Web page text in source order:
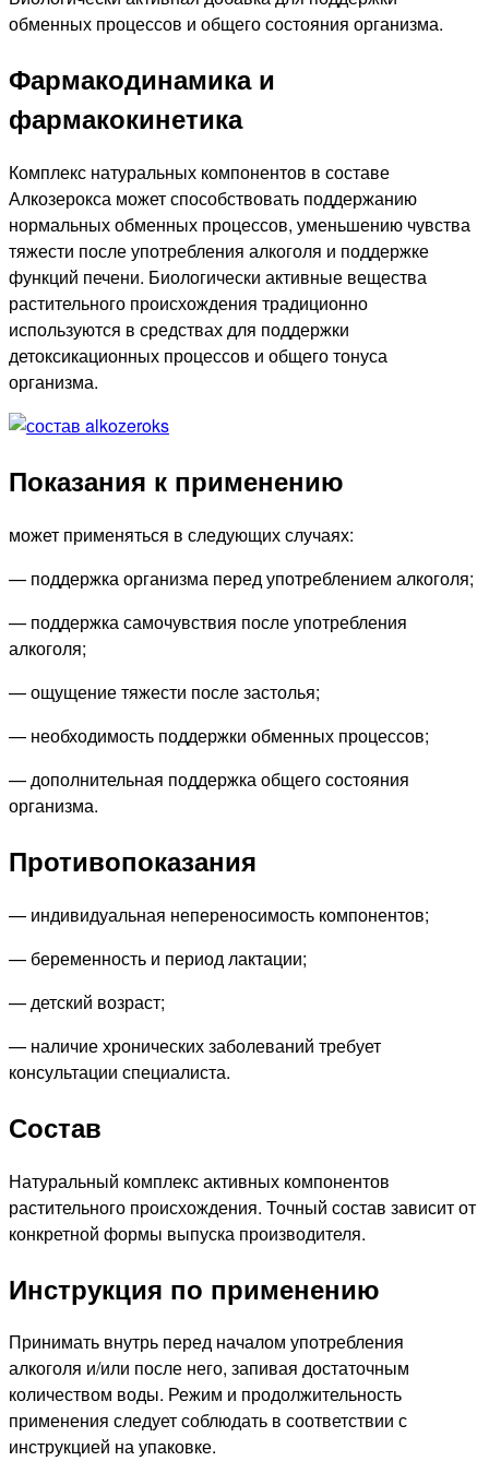
обменных процессов и общего состояния организма.
Фармакодинамика и
фармакокинетика
Комплекс натуральных компонентов в составе
Алкозерокса может способствовать поддержанию
нормальных обменных процессов, уменьшению чувства
тяжести после употребления алкоголя и поддержке
функций печени. Биологически активные вещества
растительного происхождения традиционно
используются в средствах для поддержки
детоксикационных процессов и общего тонуса
организма.
Показания к применению
может применяться в следующих случаях:
— поддержка организма перед употреблением алкоголя;
— поддержка самочувствия после употребления
алкоголя;
— ощущение тяжести после застолья;
— необходимость поддержки обменных процессов;
— дополнительная поддержка общего состояния
организма.
Противопоказания
— индивидуальная непереносимость компонентов;
— беременность и период лактации;
— детский возраст;
— наличие хронических заболеваний требует
консультации специалиста.
Состав
Натуральный комплекс активных компонентов
растительного происхождения. Точный состав зависит от
конкретной формы выпуска производителя.
Инструкция по применению
Принимать внутрь перед началом употребления
алкоголя и/или после него, запивая достаточным
количеством воды. Режим и продолжительность
применения следует соблюдать в соответствии с
инструкцией на упаковке.